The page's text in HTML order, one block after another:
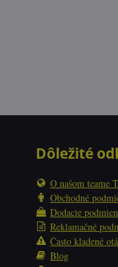
Dôležité
O našom teame
Obchodné
Dodacie
Reklamačné
Často kladené
Blog